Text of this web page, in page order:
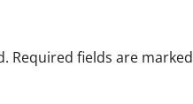
Required fields are marked